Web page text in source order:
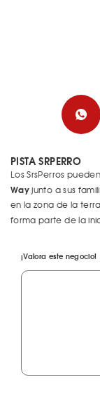
PISTA SRPERRO
Los SrsPerros
Wayjunto a sus
en la zona de la
forma parte de la
¡Valora este negocio!